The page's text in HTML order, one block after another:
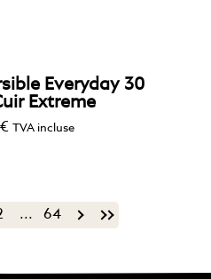
Everyday 30
Extreme
€ TVA incluse
... 64